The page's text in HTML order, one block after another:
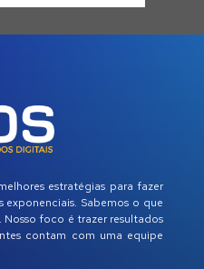
estratégias para fazer
Sabemos o que
foco é trazer resultados
contam com uma equipe